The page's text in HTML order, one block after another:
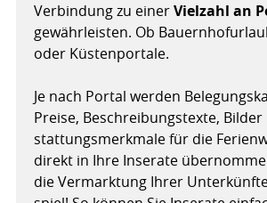
Verbindung zu einerVielzahl an
gewährleisten. Ob
oder Küsten­portale.
Je nach Portal werden
Preise, Be­schreibungs­texte,
stattungs­merkmale für die
direkt in Ihre Inserate
die Ver­marktung Ihrer